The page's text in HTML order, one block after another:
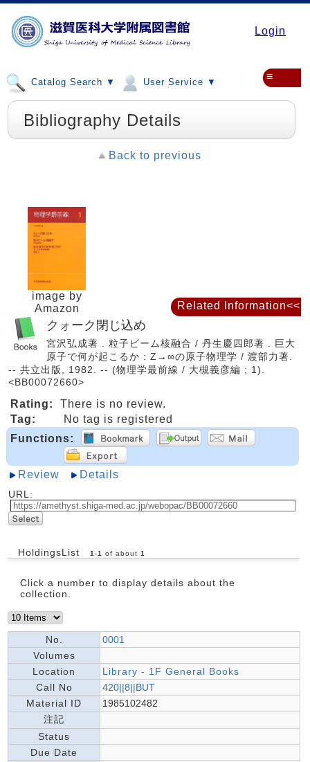
Login
Catalog Search ▼ User Service ▼ ≡
Bibliography Details
Back to previous
image by
Amazon
クォーク閉じ込め
宮沢弘成著 . 粒子ビーム核融合 / 丹生慶四郎著 . 巨大
原子で何が起こるか : Z→∞の原子物理学 / 渡部力著.
-- 共立出版, 1982. -- (物理学最前線 / 大槻義彦編 ; 1).
<BB00072660>
Rating:
There is no review.
Tag:
No tag is registered
Functions:
Review Details
URL:
HoldingsList 1 -1 of about 1
Click a number to display details about the
collection.
No.
0001
Volumes
Location
Library - 1F General Books
Call No
420||8||BUT
Material ID
1985102482
注記
Status
Due Date
Related Information<<